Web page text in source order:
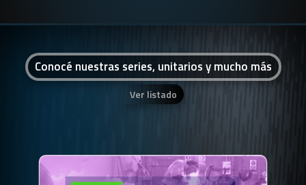
Conocé nuestras series, unitarios y mucho más
Ver listado